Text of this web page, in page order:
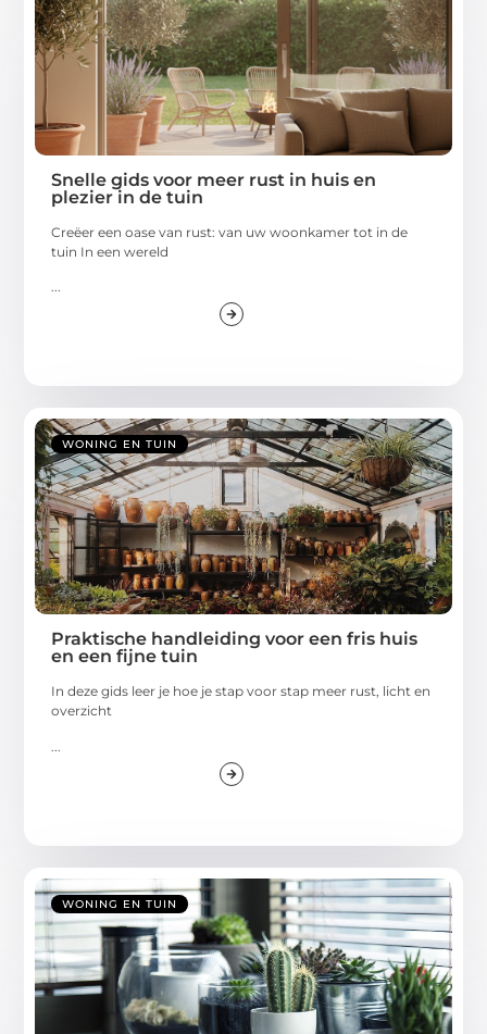
Snelle gids voor meer rust in huis en
plezier in de tuin
Creëer een oase van rust: van uw woonkamer tot in de
tuin In een wereld
...
WONING EN TUIN
Praktische handleiding voor een fris huis
en een fijne tuin
In deze gids leer je hoe je stap voor stap meer rust, licht en
overzicht
WONING EN TUIN